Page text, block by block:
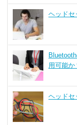
ヘッドセ
用可能か
ヘッドセ